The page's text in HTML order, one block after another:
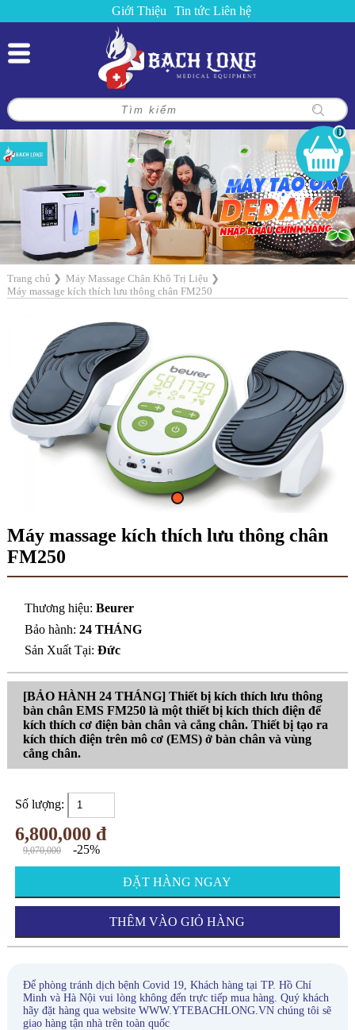
Giới Thiệu Tin tức Liên hệ
0
Trang chủ ❯ Máy Massage Chân Khô Trị Liệu ❯
Máy massage kích thích lưu thông chân FM250
Máy massage kích thích lưu thông chân
FM250
Thương hiệu:Beurer
Bảo hành:24 THÁNG
Sản Xuất Tại:Đức
[BẢO HÀNH 24 THÁNG] Thiết bị kích thích lưu thông
bàn chân EMS FM250 là một thiết bị kích thích điện để
kích thích cơ điện bàn chân và cẳng chân. Thiết bị tạo ra
kích thích điện trên mô cơ (EMS) ở bàn chân và vùng
cẳng chân.
Số lượng:
6,800,000 đ
9,070,000 -25%
ĐẶT HÀNG NGAY
THÊM VÀO GIỎ HÀNG
Để phòng tránh dịch bệnh Covid 19, Khách hàng tại TP. Hồ Chí
Minh và Hà Nội vui lòng không đến trực tiếp mua hàng. Quý khách
hãy đặt hàng qua website WWW.YTEBACHLONG.VN chúng tôi sẽ
giao hàng tận nhà trên toàn quốc